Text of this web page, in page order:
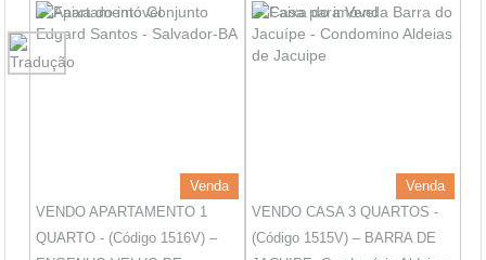
Venda
VENDO APARTAMENTO 1
QUARTO - (Código 1516V) –
Venda
VENDO CASA 3 QUARTOS -
(Código 1515V) – BARRA DE